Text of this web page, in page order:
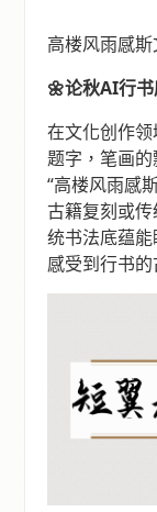
高楼风雨感斯
🌼论秋AI行
在文化创作
题字，笔画
“高楼风雨感
古籍复刻或
统书法底蕴
感受到行书的